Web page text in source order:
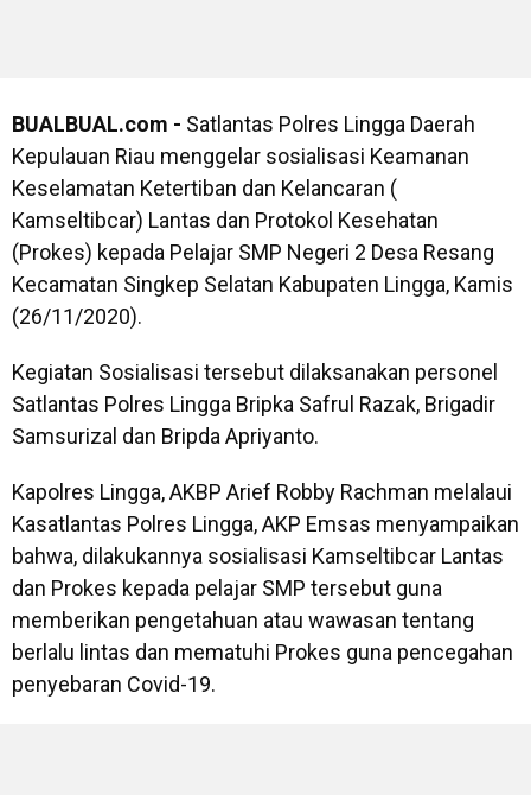
BUALBUAL.com - Satlantas Polres Lingga Daerah
Kepulauan Riau menggelar sosialisasi Keamanan
Keselamatan Ketertiban dan Kelancaran (
Kamseltibcar) Lantas dan Protokol Kesehatan
(Prokes) kepada Pelajar SMP Negeri 2 Desa Resang
Kecamatan Singkep Selatan Kabupaten Lingga, Kamis
(26/11/2020).
Kegiatan Sosialisasi tersebut dilaksanakan personel
Satlantas Polres Lingga Bripka Safrul Razak, Brigadir
Samsurizal dan Bripda Apriyanto.
Kapolres Lingga, AKBP Arief Robby Rachman melalaui
Kasatlantas Polres Lingga, AKP Emsas menyampaikan
bahwa, dilakukannya sosialisasi Kamseltibcar Lantas
dan Prokes kepada pelajar SMP tersebut guna
memberikan pengetahuan atau wawasan tentang
berlalu lintas dan mematuhi Prokes guna pencegahan
penyebaran Covid-19.